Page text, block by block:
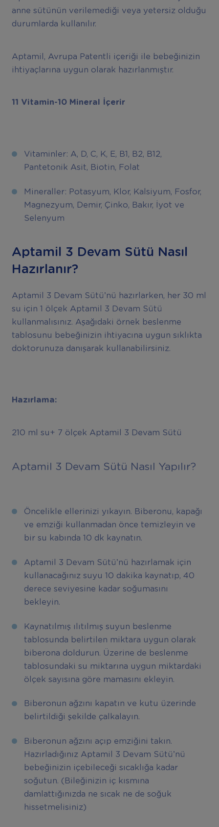
anne sütünün verilemediği veya yetersiz olduğu
durumlarda kullanılır.
Aptamil, Avrupa Patentli içeriği ile bebeğinizin
ihtiyaçlarına uygun olarak hazırlanmıştır.
11 Vitamin-10 Mineral İçerir
Vitaminler: A, D, C, K, E, B1, B2, B12,
Pantetonik Asit, Biotin, Folat
Mineraller: Potasyum, Klor, Kalsiyum, Fosfor,
Magnezyum, Demir, Çinko, Bakır, İyot ve
Selenyum
Aptamil 3 Devam Sütü Nasıl
Hazırlanır?
Aptamil 3 Devam Sütü’nü hazırlarken, her 30 ml
su için 1 ölçek Aptamil 3 Devam Sütü
kullanmalısınız. Aşağıdaki örnek beslenme
tablosunu bebeğinizin ihtiyacına uygun sıklıkta
doktorunuza danışarak kullanabilirsiniz.
Hazırlama:
210 ml su+ 7 ölçek Aptamil 3 Devam Sütü
Aptamil 3 Devam Sütü Nasıl Yapılır?
Öncelikle ellerinizi yıkayın. Biberonu, kapağı
ve emziği kullanmadan önce temizleyin ve
bir su kabında 10 dk kaynatın.
Aptamil 3 Devam Sütü’nü hazırlamak için
kullanacağınız suyu 10 dakika kaynatıp, 40
derece seviyesine kadar soğumasını
bekleyin.
Kaynatılmış ılıtılmış suyun beslenme
tablosunda belirtilen miktara uygun olarak
biberona doldurun. Üzerine de beslenme
tablosundaki su miktarına uygun miktardaki
ölçek sayısına göre mamasını ekleyin.
Biberonun ağzını kapatın ve kutu üzerinde
belirtildiği şekilde çalkalayın.
Biberonun ağzını açıp emziğini takın.
Hazırladığınız Aptamil 3 Devam Sütü’nü
bebeğinizin içebileceği sıcaklığa kadar
soğutun. (Bileğinizin iç kısmına
damlattığınızda ne sıcak ne de soğuk
hissetmelisiniz)